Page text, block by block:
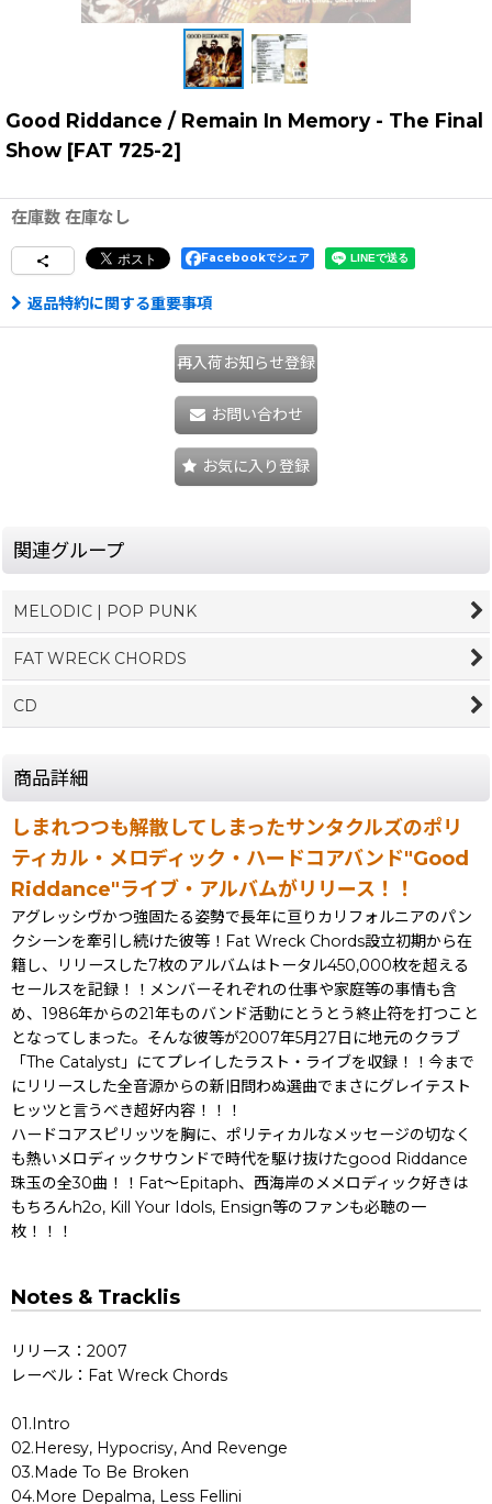
Good Riddance / Remain In Memory - The Final
Show [FAT 725-2]
在庫数 在庫なし
Facebookでシェア
返品特約に関する重要事項
再入荷お知らせ登録
お問い合わせ
お気に入り登録
関連グループ
MELODIC | POP PUNK
FAT WRECK CHORDS
CD
商品詳細
しまれつつも解散してしまったサンタクルズのポリ
ティカル・メロディック・ハードコアバンド"Good
Riddance"ライブ・アルバムがリリース！！
アグレッシヴかつ強固たる姿勢で長年に亘りカリフォルニアのパン
クシーンを牽引し続けた彼等！Fat Wreck Chords設立初期から在
籍し、リリースした7枚のアルバムはトータル450,000枚を超える
セールスを記録！！メンバーそれぞれの仕事や家庭等の事情も含
め、1986年からの21年ものバンド活動にとうとう終止符を打つこと
となってしまった。そんな彼等が2007年5月27日に地元のクラブ
「The Catalyst」にてプレイしたラスト・ライブを収録！！今まで
にリリースした全音源からの新旧問わぬ選曲でまさにグレイテスト
ヒッツと言うべき超好内容！！！
ハードコアスピリッツを胸に、ポリティカルなメッセージの切なく
も熱いメロディックサウンドで時代を駆け抜けたgood Riddance
珠玉の全30曲！！Fat〜Epitaph、西海岸のメメロディック好きは
もちろんh2o, Kill Your Idols, Ensign等のファンも必聴の一
枚！！！
Notes & Tracklis
リリース：2007
レーベル：Fat Wreck Chords
01.Intro
02.Heresy, Hypocrisy, And Revenge
03.Made To Be Broken
04.More Depalma, Less Fellini